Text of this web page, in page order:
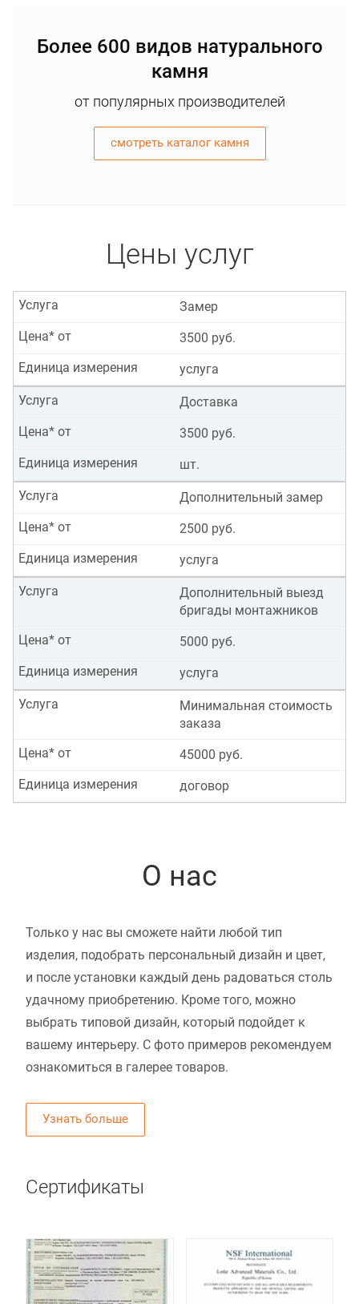
Более 600 видов натурального
камня
от популярных производителей
смотреть каталог камня
Цены услуг
Замер
Услуга
3500 руб.
Цена* от
услуга
Единица измерения
Доставка
Услуга
3500 руб.
Цена* от
шт.
Единица измерения
Дополнительный замер
Услуга
2500 руб.
Цена* от
услуга
Единица измерения
Дополнительный выезд
бригады монтажников
Услуга
5000 руб.
Цена* от
услуга
Единица измерения
Минимальная стоимость
заказа
Услуга
45000 руб.
Цена* от
договор
Единица измерения
О нас
Только у нас вы сможете найти любой тип
изделия, подобрать персональный дизайн и цвет,
и после установки каждый день радоваться столь
удачному приобретению. Кроме того, можно
выбрать типовой дизайн, который подойдет к
вашему интерьеру. С фото примеров рекомендуем
ознакомиться в галерее товаров.
Узнать больше
Сертификаты